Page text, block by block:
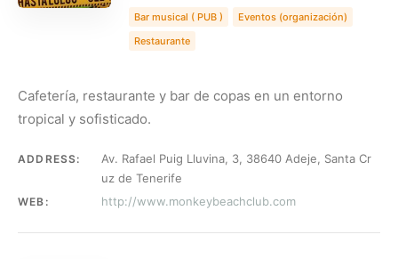
Bar musical ( PUB )
Eventos (organización)
Restaurante
Cafetería, restaurante y bar de copas en un entorno
tropical y sofisticado.
ADDRESS:
Av. Rafael Puig Lluvina, 3, 38640 Adeje, Santa Cr
uz de Tenerife
WEB: http://www.monkeybeachclub.com